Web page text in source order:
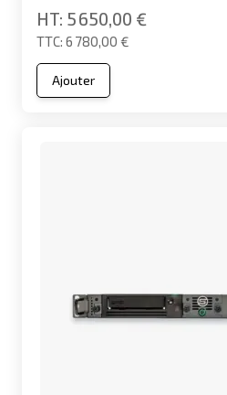
6 780,00 €
5 650,00 €
Ajouter